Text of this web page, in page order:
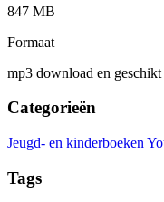
847 MB
Formaat
mp3 download en
Categorieën
Jeugd- en kinderboeken
Tags